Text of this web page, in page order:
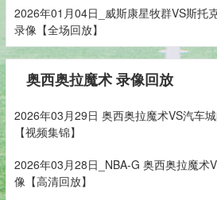
2026年01月04日_威斯康星牧群VS斯托
录像【全场回放】
奥西奥拉魔术 录像回放
2026年03月29日 奥西奥拉魔术VS汽车
【视频集锦】
2026年03月28日_NBA-G 奥西奥拉魔术
像【高清回放】